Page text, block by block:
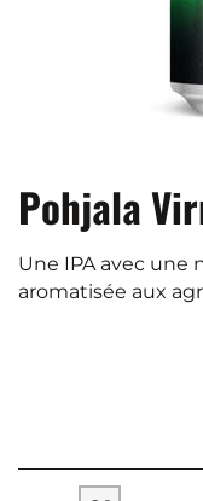
Pohjala
Une IPA avec une
aromatisée aux